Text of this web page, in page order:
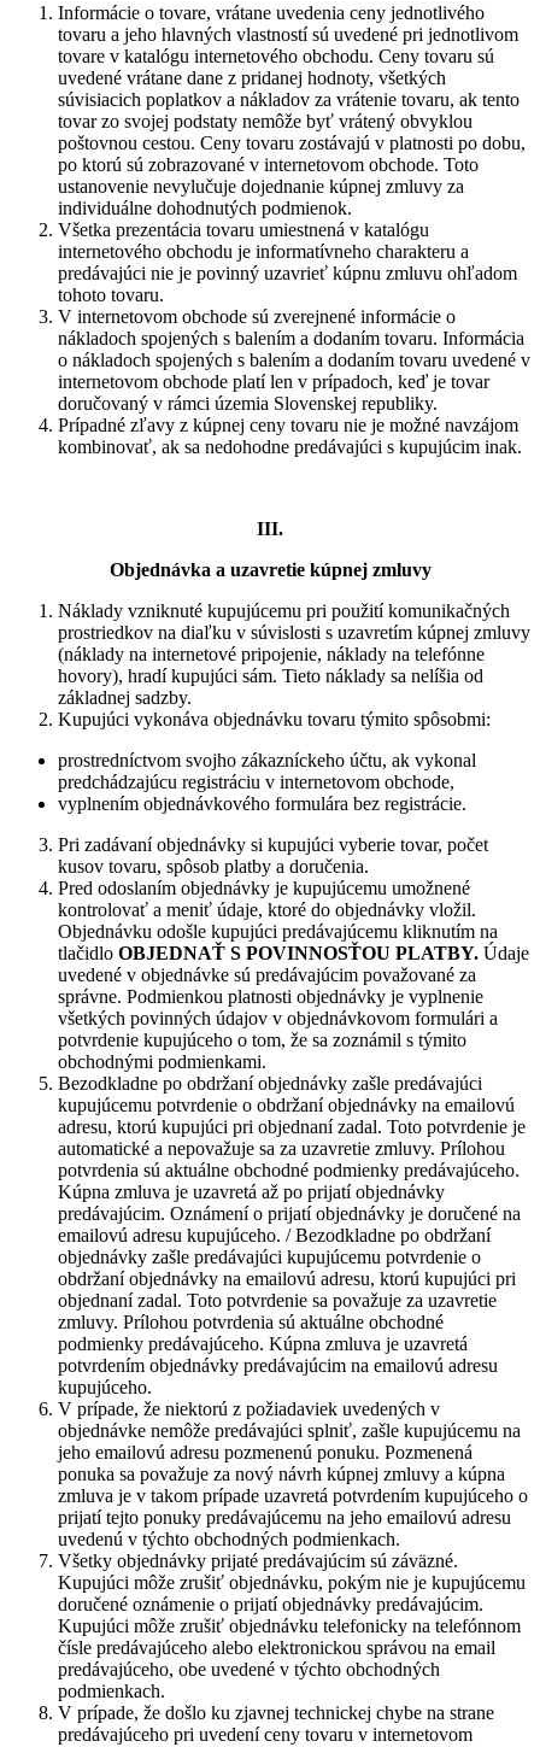
Informácie o tovare, vrátane uvedenia ceny jednotlivého
tovaru a jeho hlavných vlastností sú uvedené pri jednotlivom
tovare v katalógu internetového obchodu. Ceny tovaru sú
uvedené vrátane dane z pridanej hodnoty, všetkých
súvisiacich poplatkov a nákladov za vrátenie tovaru, ak tento
tovar zo svojej podstaty nemôže byť vrátený obvyklou
poštovnou cestou. Ceny tovaru zostávajú v platnosti po dobu,
po ktorú sú zobrazované v internetovom obchode. Toto
ustanovenie nevylučuje dojednanie kúpnej zmluvy za
individuálne dohodnutých podmienok.
Všetka prezentácia tovaru umiestnená v katalógu
internetového obchodu je informatívneho charakteru a
predávajúci nie je povinný uzavrieť kúpnu zmluvu ohľadom
tohoto tovaru.
V internetovom obchode sú zverejnené informácie o
nákladoch spojených s balením a dodaním tovaru. Informácia
o nákladoch spojených s balením a dodaním tovaru uvedené v
internetovom obchode platí len v prípadoch, keď je tovar
doručovaný v rámci územia Slovenskej republiky.
Prípadné zľavy z kúpnej ceny tovaru nie je možné navzájom
kombinovať, ak sa nedohodne predávajúci s kupujúcim inak.
III.
Objednávka a uzavretie kúpnej zmluvy
Náklady vzniknuté kupujúcemu pri použití komunikačných
prostriedkov na diaľku v súvislosti s uzavretím kúpnej zmluvy
(náklady na internetové pripojenie, náklady na telefónne
hovory), hradí kupujúci sám. Tieto náklady sa nelíšia od
základnej sadzby.
Kupujúci vykonáva objednávku tovaru týmito spôsobmi:
prostredníctvom svojho zákazníckeho účtu, ak vykonal
predchádzajúcu registráciu v internetovom obchode,
vyplnením objednávkového formulára bez registrácie.
Pri zadávaní objednávky si kupujúci vyberie tovar, počet
kusov tovaru, spôsob platby a doručenia.
Pred odoslaním objednávky je kupujúcemu umožnené
kontrolovať a meniť údaje, ktoré do objednávky vložil.
Objednávku odošle kupujúci predávajúcemu kliknutím na
tlačidlo OBJEDNAŤ S POVINNOSŤOU PLATBY. Údaje
uvedené v objednávke sú predávajúcim považované za
správne. Podmienkou platnosti objednávky je vyplnenie
všetkých povinných údajov v objednávkovom formulári a
potvrdenie kupujúceho o tom, že sa zoznámil s týmito
obchodnými podmienkami.
Bezodkladne po obdržaní objednávky zašle predávajúci
kupujúcemu potvrdenie o obdržaní objednávky na emailovú
adresu, ktorú kupujúci pri objednaní zadal. Toto potvrdenie je
automatické a nepovažuje sa za uzavretie zmluvy. Prílohou
potvrdenia sú aktuálne obchodné podmienky predávajúceho.
Kúpna zmluva je uzavretá až po prijatí objednávky
predávajúcim. Oznámení o prijatí objednávky je doručené na
emailovú adresu kupujúceho. / Bezodkladne po obdržaní
objednávky zašle predávajúci kupujúcemu potvrdenie o
obdržaní objednávky na emailovú adresu, ktorú kupujúci pri
objednaní zadal. Toto potvrdenie sa považuje za uzavretie
zmluvy. Prílohou potvrdenia sú aktuálne obchodné
podmienky predávajúceho. Kúpna zmluva je uzavretá
potvrdením objednávky predávajúcim na emailovú adresu
kupujúceho.
V prípade, že niektorú z požiadaviek uvedených v
objednávke nemôže predávajúci splniť, zašle kupujúcemu na
jeho emailovú adresu pozmenenú ponuku. Pozmenená
ponuka sa považuje za nový návrh kúpnej zmluvy a kúpna
zmluva je v takom prípade uzavretá potvrdením kupujúceho o
prijatí tejto ponuky predávajúcemu na jeho emailovú adresu
uvedenú v týchto obchodných podmienkach.
Všetky objednávky prijaté predávajúcim sú záväzné.
Kupujúci môže zrušiť objednávku, pokým nie je kupujúcemu
doručené oznámenie o prijatí objednávky predávajúcim.
Kupujúci môže zrušiť objednávku telefonicky na telefónnom
čísle predávajúceho alebo elektronickou správou na email
predávajúceho, obe uvedené v týchto obchodných
podmienkach.
V prípade, že došlo ku zjavnej technickej chybe na strane
predávajúceho pri uvedení ceny tovaru v internetovom